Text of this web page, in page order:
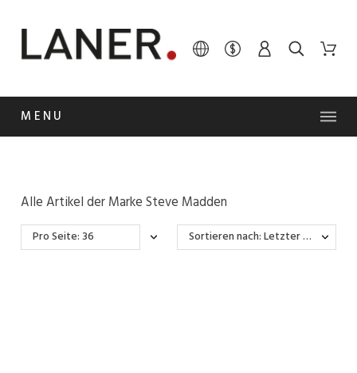
MENU
Alle Artikel der Marke Steve Madden
Pro Seite: 36 Sortieren nach: Letzter Wareneingang